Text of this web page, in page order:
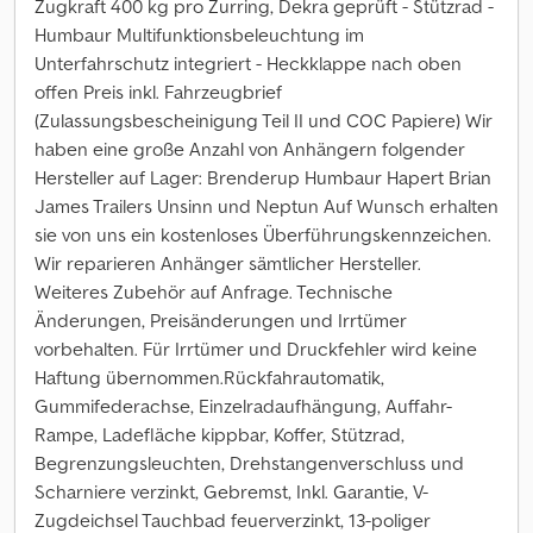
Zugkraft 400 kg pro Zurring, Dekra geprüft - Stützrad -
Humbaur Multifunktionsbeleuchtung im
Unterfahrschutz integriert - Heckklappe nach oben
offen Preis inkl. Fahrzeugbrief
(Zulassungsbescheinigung Teil II und COC Papiere) Wir
haben eine große Anzahl von Anhängern folgender
Hersteller auf Lager: Brenderup Humbaur Hapert Brian
James Trailers Unsinn und Neptun Auf Wunsch erhalten
sie von uns ein kostenloses Überführungskennzeichen.
Wir reparieren Anhänger sämtlicher Hersteller.
Weiteres Zubehör auf Anfrage. Technische
Änderungen, Preisänderungen und Irrtümer
vorbehalten. Für Irrtümer und Druckfehler wird keine
Haftung übernommen.Rückfahrautomatik,
Gummifederachse, Einzelradaufhängung, Auffahr-
Rampe, Ladefläche kippbar, Koffer, Stützrad,
Begrenzungsleuchten, Drehstangenverschluss und
Scharniere verzinkt, Gebremst, Inkl. Garantie, V-
Zugdeichsel Tauchbad feuerverzinkt, 13-poliger